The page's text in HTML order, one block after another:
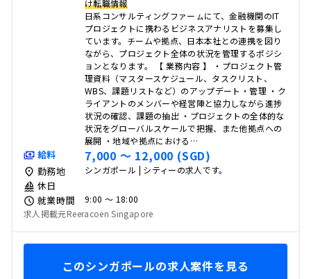
け転職情報
日系コンサルティングファーㇺにて、金融機関のIT
プロジェクトに携わるビジネスアナリストを募集し
ています。チームや拠点、日本本社との連携を図り
ながら、プロジェクト全体の状況を管理するポジシ
ョンとなります。 【 業務内容 】 ・プロジェクト管
理資料（マスタースケジュール、タスクリスト、
WBS、課題リストなど）のアップデート・管理 ・ク
ライアントのメンバーや経営陣と協力しながら進捗
状況の確認、課題の抽出 ・プロジェクトの全体的な
状況をグローバルスケールで把握、また他拠点への
展開 ・地域や拠点における…
給料 7,000 〜 12,000 (SGD)
勤務地 シンガポール | シティーの求人です。
休日
就業時間
9:00 〜 18:00
求人掲載元Reeracoen Singapore
このシンガポールの求人案件を見る